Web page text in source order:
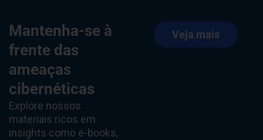
Mantenha-se à
frente das
ameaças
cibernéticas
Explore nossos
materiais ricos em
insights como e-books,
Veja mais